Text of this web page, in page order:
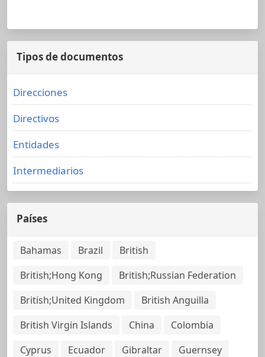
Tipos de documentos
Direcciones
Directivos
Entidades
Intermediarios
Países
Bahamas Brazil
British
British;Hong Kong
British;Russian Federation
British;United Kingdom
British Anguilla
British Virgin Islands
China
Colombia
Cyprus
Ecuador Gibraltar
Guernsey